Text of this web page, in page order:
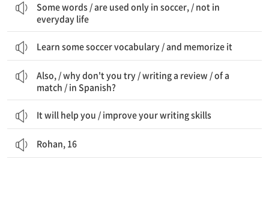
Some words / are used only in soccer, / not in
everyday life
Learn some soccer vocabulary / and memorize it
Also, / why don't you try / writing a review / of a
match / in Spanish?
It will help you / improve your writing skills
Rohan, 16